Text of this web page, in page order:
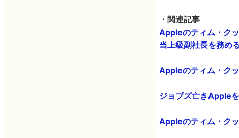
・関連記事
Appleのティム・ク
当上級副社長を務め
Appleのティム・ク
ジョブズ亡きApple
Appleのティム・ク